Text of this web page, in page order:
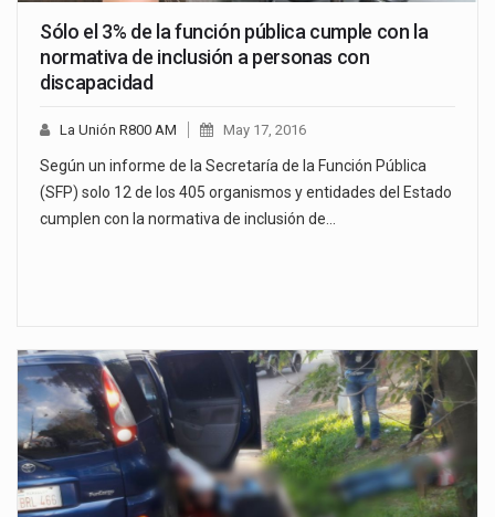
Sólo el 3% de la función pública cumple con la
normativa de inclusión a personas con
discapacidad
La Unión R800 AM May 17, 2016
Según un informe de la Secretaría de la Función Pública
(SFP) solo 12 de los 405 organismos y entidades del Estado
cumplen con la normativa de inclusión de…